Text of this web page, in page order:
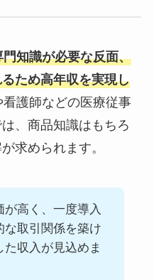
知識が必要な反面、
ため高年収を実現し
看護師などの医療従事
、商品知識はもちろ
求められます。
高く、一度導入
な取引関係を築け
た収入が見込めま